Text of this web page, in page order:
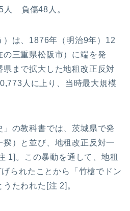
人 負傷48人。
）は、1876年（明治9年）12
の三重県松阪市）に端を発
県まで拡大した地租改正反対
人に上り、当時最大規模
の教科書では、茨城県で発
）と並び、地租改正反対一
1]。この暴動を通して、地租
られたことから「竹槍でドン
たわれた[注 2]。